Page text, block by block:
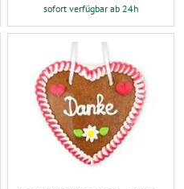
sofort verfügbar ab 24h